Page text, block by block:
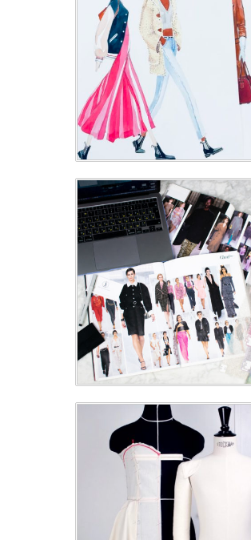
FASHION
ILLUSTRATION
FASHION
DESIGN
DRAPING A
BESPOKE
DRESS